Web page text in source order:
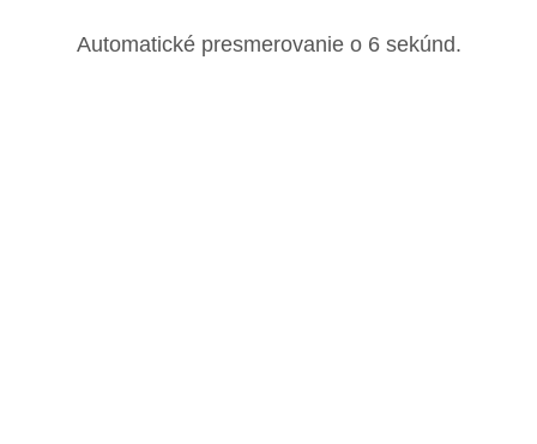
Automatické presmerovanie o 6sekúnd.